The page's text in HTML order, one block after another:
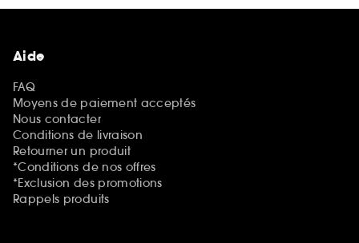
Aide
FAQ
Moyens de paiement acceptés
Nous contacter
Conditions de livraison
Retourner un produit
*Conditions de nos offres
*Exclusion des promotions
Rappels produits